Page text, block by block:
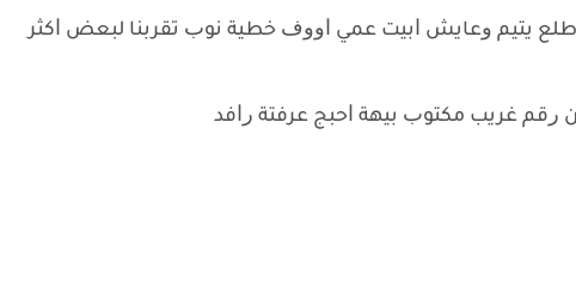
ﻳﺘﻴﻢ ﻭﻋﺎﻳﺶ ﺍﺑﻴﺖ ﻋﻤﻲ ﺍﻭﻭﻑ ﺧﻄﻴﺔ ﻧﻮﺏ ﺗﻘﺮﺑﻨﺎ ﻟﺒﻌﺾ ﺍﻛﺜﺮ
ﺭﻗﻢ ﻏﺮﻳﺐ ﻣﻜﺘﻮﺏ ﺑﻴﻬﺔ ﺍﺣﺒﺞ ﻋﺮﻓﺘﺔ ﺭﺍﻓﺪ